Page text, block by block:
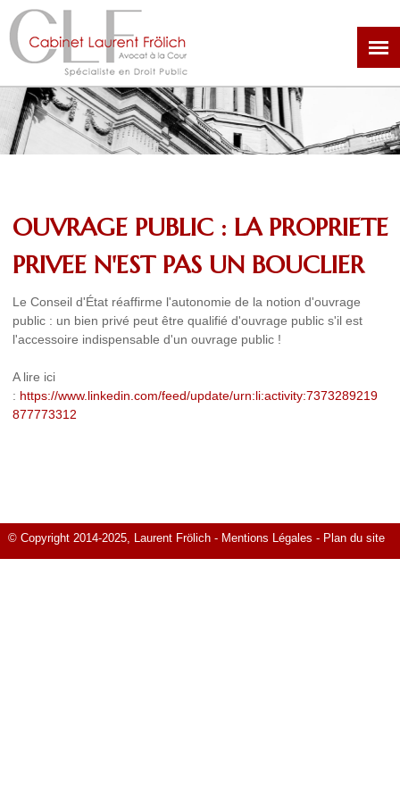
Aller
au
contenu
principal
OUVRAGE PUBLIC : LA PROPRIETE
PRIVEE N'EST PAS UN BOUCLIER
Le Conseil d'État réaffirme l'autonomie de la notion d'ouvrage
public : un bien privé peut être qualifié d'ouvrage public s'il est
l'accessoire indispensable d'un ouvrage public !
A lire ici
: https://www.linkedin.com/feed/update/urn:li:activity:7373289219
877773312
© Copyright 2014-2025, Laurent Frölich - Mentions Légales - Plan du site